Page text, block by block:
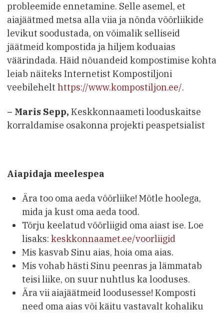
probleemide ennetamine. Selle asemel, et
aiajäätmed metsa alla viia ja nõnda võõrliikide
levikut soodustada, on võimalik selliseid
jäätmeid kompostida ja hiljem koduaias
väärindada. Häid nõuandeid kompostimise kohta
leiab näiteks Internetist Kompostiljoni
veebilehelt https://www.kompostiljon.ee/.
– Maris Sepp, Keskkonnaameti looduskaitse
korraldamise osakonna projekti peaspetsialist
Aiapidaja meelespea
Ära too oma aeda võõrliike! Mõtle hoolega,
mida ja kust oma aeda tood.
Tõrju keelatud võõrliigid oma aiast ise. Loe
lisaks: keskkonnaamet.ee/voorliigid
Mis kasvab Sinu aias, hoia oma aias.
Mis vohab hästi Sinu peenras ja lämmatab
teisi liike, on suur nuhtlus ka looduses.
Ära vii aiajäätmeid loodusesse! Komposti
need oma aias või käitu vastavalt kohaliku